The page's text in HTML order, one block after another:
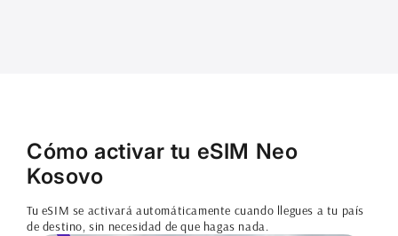
Cómo activar tu eSIM Neo
Kosovo
Tu eSIM se activará automáticamente cuando llegues a tu país
de destino, sin necesidad de que hagas nada.